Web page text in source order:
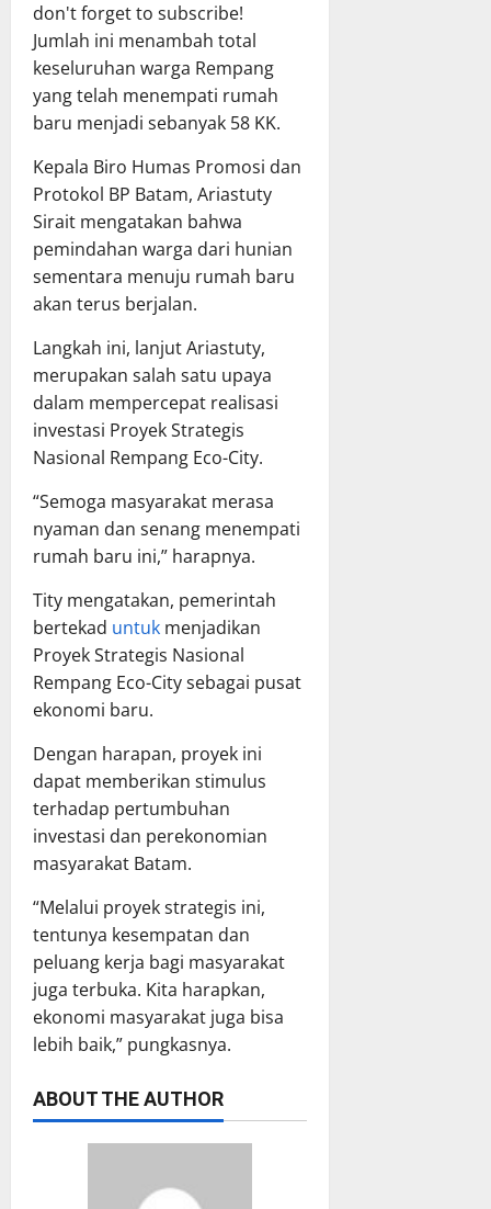
don't forget to subscribe!
Jumlah ini menambah total
keseluruhan warga Rempang
yang telah menempati rumah
baru menjadi sebanyak 58 KK.
Kepala Biro Humas Promosi dan
Protokol BP Batam, Ariastuty
Sirait mengatakan bahwa
pemindahan warga dari hunian
sementara menuju rumah baru
akan terus berjalan.
Langkah ini, lanjut Ariastuty,
merupakan salah satu upaya
dalam mempercepat realisasi
investasi Proyek Strategis
Nasional Rempang Eco-City.
“Semoga masyarakat merasa
nyaman dan senang menempati
rumah baru ini,” harapnya.
Tity mengatakan, pemerintah
bertekad untuk menjadikan
Proyek Strategis Nasional
Rempang Eco-City sebagai pusat
ekonomi baru.
Dengan harapan, proyek ini
dapat memberikan stimulus
terhadap pertumbuhan
investasi dan perekonomian
masyarakat Batam.
“Melalui proyek strategis ini,
tentunya kesempatan dan
peluang kerja bagi masyarakat
juga terbuka. Kita harapkan,
ekonomi masyarakat juga bisa
lebih baik,” pungkasnya.
ABOUT THE AUTHOR